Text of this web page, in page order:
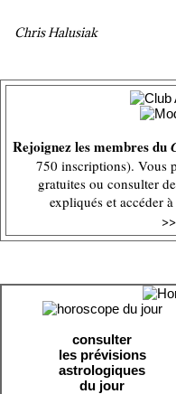
Chris Halusiak
Rejoignez les membres du
750 inscriptions). Vous
gratuites ou consulter
expliqués et accéder
consulter
les prévisions
astrologiques
du jour